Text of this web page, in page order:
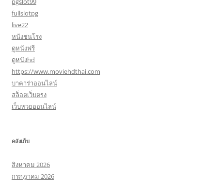
fullslotpg
live22
หนังชนโรง
ดูหนังฟรี
ดูหนังhd
https://www.moviehdthai.com
บาคาร่าออนไลน์
สล็อตเว็บตรง
เว็บหวยออนไลน์
คลังเก็บ
สิงหาคม 2026
กรกฎาคม 2026